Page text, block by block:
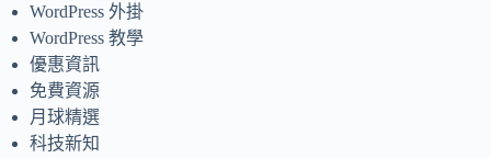
WordPress 外掛
WordPress 教學
優惠資訊
免費資源
月球精選
科技新知